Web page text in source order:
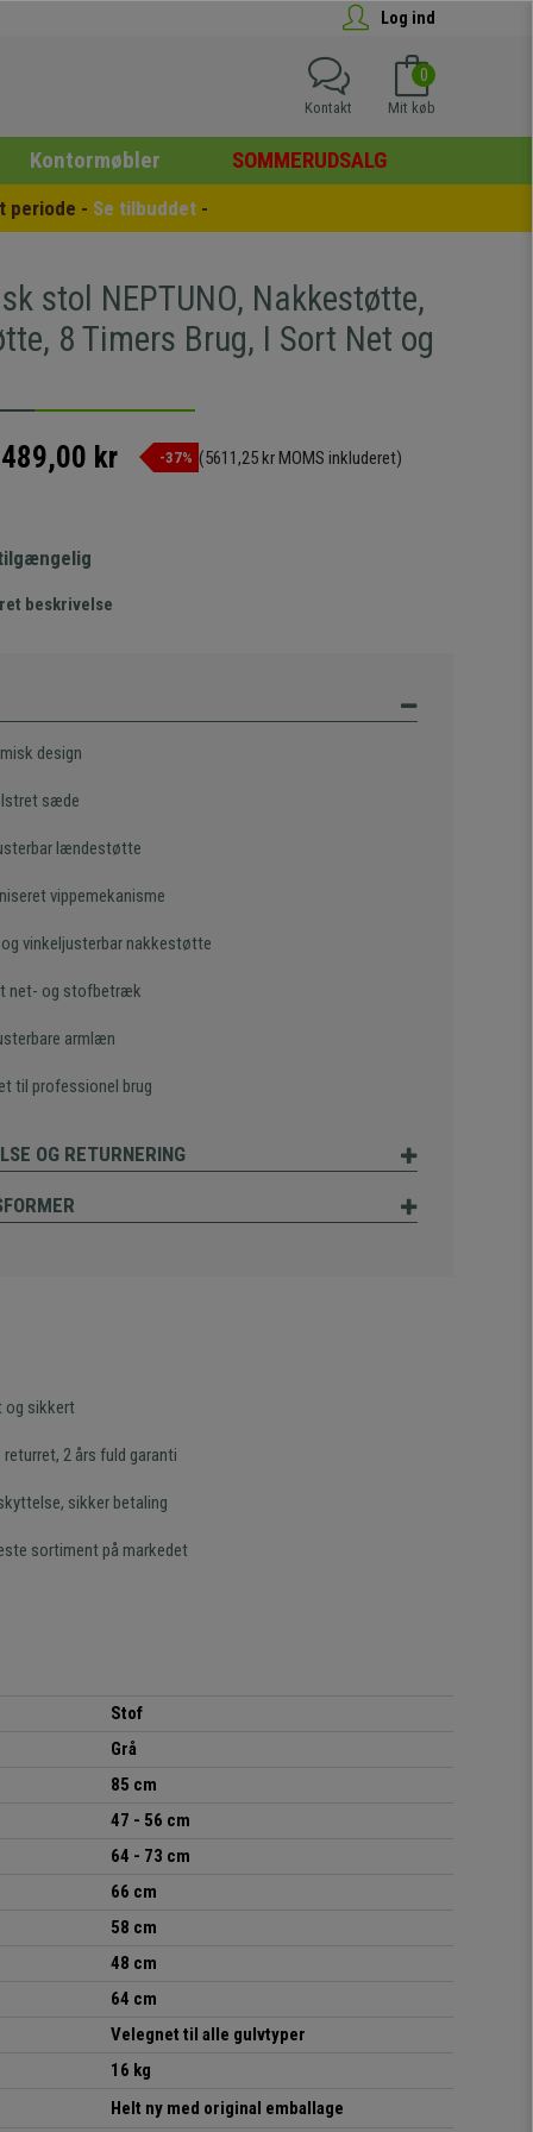
Log ind
0
Mit køb
Kontakt
Kontormøbler SOMMERUDSALG
periode - Se tilbuddet -
stol NEPTUNO, Nakkestøtte,
8 Timers Brug, I Sort Net og
kr -37% (5611,25 kr MOMS inkluderet)
beskrivelse
design
sæde
lændestøtte
vippemekanisme
vinkeljusterbar nakkestøtte
net- og stofbetræk
armlæn
til professionel brug
OG RETURNERING
og sikkert
returret, 2 års fuld garanti
sikker betaling
sortiment på markedet
Stof
Grå
85 cm
47 - 56 cm
64 - 73 cm
66 cm
58 cm
48 cm
64 cm
Velegnet til alle gulvtyper
16 kg
Helt ny med original emballage